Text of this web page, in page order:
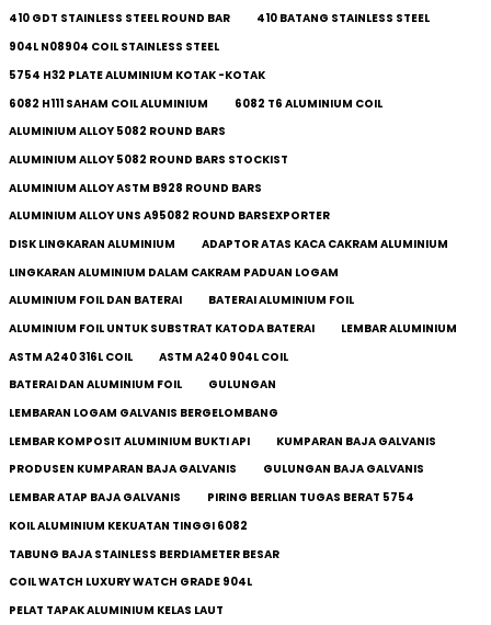
410 GDT STAINLESS STEEL ROUND BAR
410 BATANG STAINLESS STEEL
904L N08904 COIL STAINLESS STEEL
5754 H32 PLATE ALUMINIUM KOTAK -KOTAK
6082 H111 SAHAM COIL ALUMINIUM
6082 T6 ALUMINIUM COIL
ALUMINIUM ALLOY 5082 ROUND BARS
ALUMINIUM ALLOY 5082 ROUND BARS STOCKIST
ALUMINIUM ALLOY ASTM B928 ROUND BARS
ALUMINIUM ALLOY UNS A95082 ROUND BARSEXPORTER
DISK LINGKARAN ALUMINIUM
ADAPTOR ATAS KACA CAKRAM ALUMINIUM
LINGKARAN ALUMINIUM DALAM CAKRAM PADUAN LOGAM
ALUMINIUM FOIL DAN BATERAI
BATERAI ALUMINIUM FOIL
ALUMINIUM FOIL UNTUK SUBSTRAT KATODA BATERAI
LEMBAR ALUMINIUM
ASTM A240 316L COIL
ASTM A240 904L COIL
BATERAI DAN ALUMINIUM FOIL
GULUNGAN
LEMBARAN LOGAM GALVANIS BERGELOMBANG
LEMBAR KOMPOSIT ALUMINIUM BUKTI API
KUMPARAN BAJA GALVANIS
PRODUSEN KUMPARAN BAJA GALVANIS
GULUNGAN BAJA GALVANIS
LEMBAR ATAP BAJA GALVANIS
PIRING BERLIAN TUGAS BERAT 5754
KOIL ALUMINIUM KEKUATAN TINGGI 6082
TABUNG BAJA STAINLESS BERDIAMETER BESAR
COIL WATCH LUXURY WATCH GRADE 904L
PELAT TAPAK ALUMINIUM KELAS LAUT